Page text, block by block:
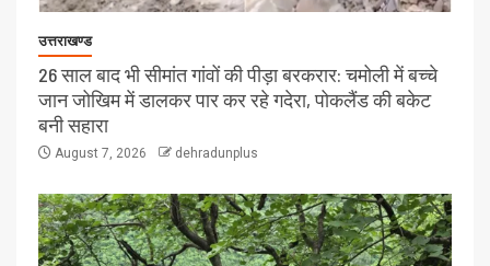
उत्तराखण्ड
26 साल बाद भी सीमांत गांवों की पीड़ा बरकरार: चमोली में बच्चे
जान जोखिम में डालकर पार कर रहे गदेरा, पोकलैंड की बकेट
बनी सहारा
August 7, 2026 dehradunplus